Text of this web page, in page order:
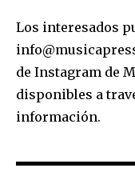
Los interesados
de Instagram de
disponibles a
información.